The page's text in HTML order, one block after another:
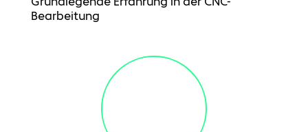
Bearbeitung